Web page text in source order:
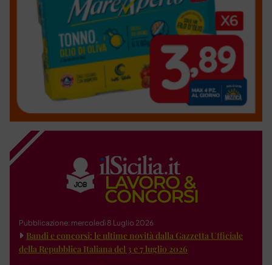
Pubblicazione: mercoledì 8 Luglio 2026
Bandi e concorsi: le ultime novità dalla Gazzetta Ufficiale
della Repubblica Italiana del 3 e 7 luglio 2026